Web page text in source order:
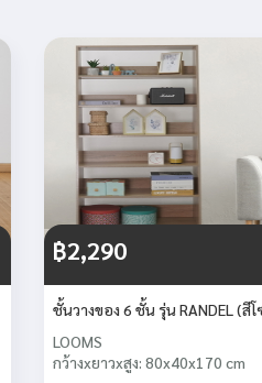
฿2,290
ชั้นวางของ 6 ชั้น รุ่น RANDEL (สี
LOOMS
กว้างxยาวxสูง: 80x40x170 cm